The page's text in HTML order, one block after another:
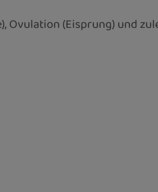
(Eisprung) und